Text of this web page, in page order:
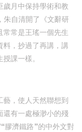
月中保持學術和教
朱自清開了《文辭研
常常是王瑤一個先生
，抄過了再講，講
課一樣。
，使人天然聯想到
還有一處極渺小的殘
膠濟鐵路”的中外文對